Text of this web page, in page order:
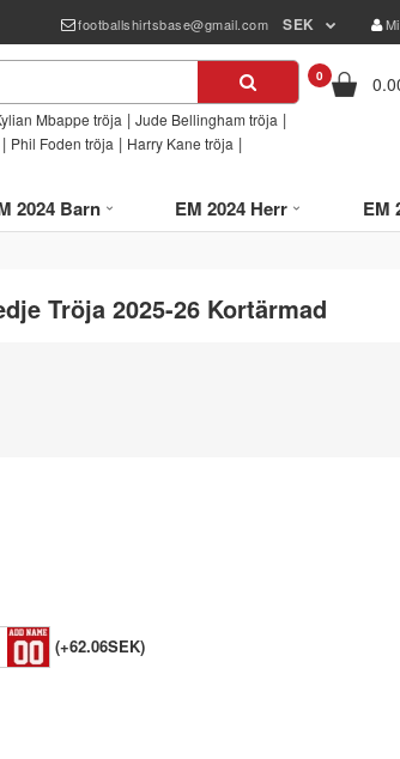
footballshirtsbase@gmail.com SEK
Mbappe tröja | Jude Bellingham tröja |
| Phil Foden tröja | Harry Kane tröja |
0
2024 Barn EM 2024 Herr EM
Tröja 2025-26 Kortärmad
(+62.06SEK)